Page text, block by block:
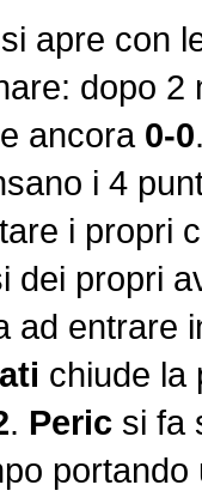
apre con
dopo 2
ancora 0-0
i 4
i propri
dei propri
ad entrare
chiude la
. Peric si fa
portando